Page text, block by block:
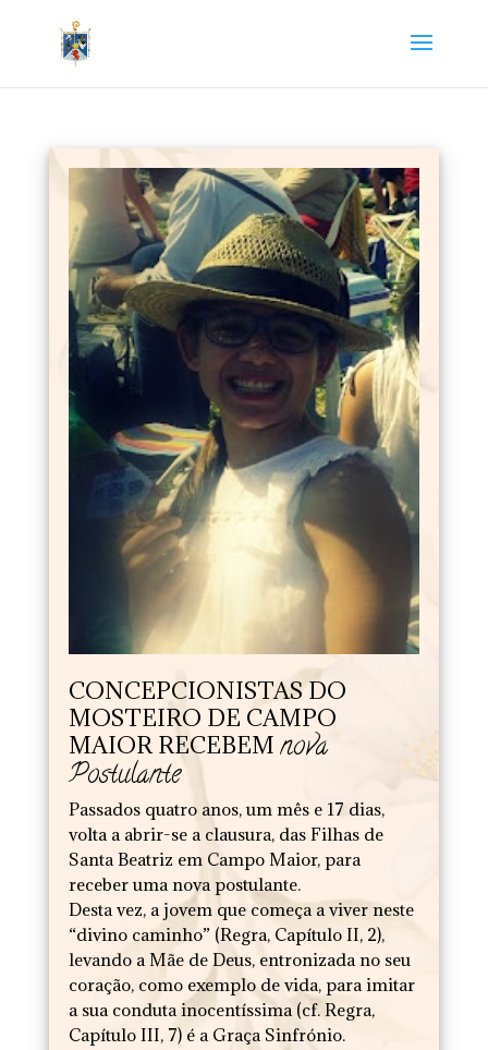
CONCEPCIONISTAS DO
MOSTEIRO DE CAMPO
MAIOR RECEBEM nova
Postulante
Passados quatro anos, um mês e 17 dias,
volta a abrir-se a clausura, das Filhas de
Santa Beatriz em Campo Maior, para
receber uma nova postulante.
Desta vez, a jovem que começa a viver neste
“divino caminho” (Regra, Capítulo II, 2),
levando a Mãe de Deus, entronizada no seu
coração, como exemplo de vida, para imitar
a sua conduta inocentíssima (cf. Regra,
Capítulo III, 7) é a Graça Sinfrónio.